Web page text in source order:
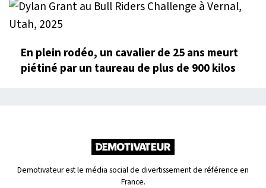
En plein rodéo, un cavalier de 25 ans meurt
piétiné par un taureau de plus de 900 kilos
Demotivateur est le média social de divertissement de référence en
France.